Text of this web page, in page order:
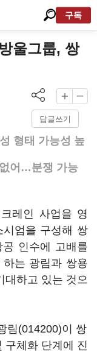
구독
울그룹, 쌍
답글쓰기
형태 가능성 높
어…분쟁 가능
레인 사업을 영
엄을 구성해 쌍
인수에 고배를
는 광림과 쌍용
대하고 있는 것으
림(014200)이 쌍
구체화 단계에 진